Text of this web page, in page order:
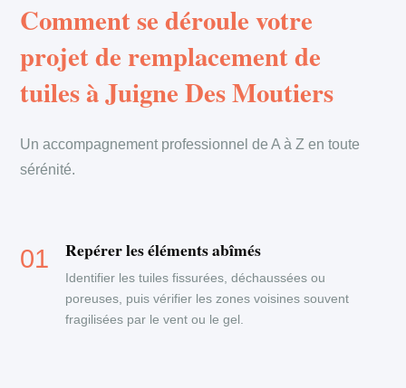
Comment se déroule votre
projet de remplacement de
tuiles à Juigne Des Moutiers
Un accompagnement professionnel de A à Z en toute
sérénité.
Repérer les éléments abîmés
Identifier les tuiles fissurées, déchaussées ou
poreuses, puis vérifier les zones voisines souvent
fragilisées par le vent ou le gel.